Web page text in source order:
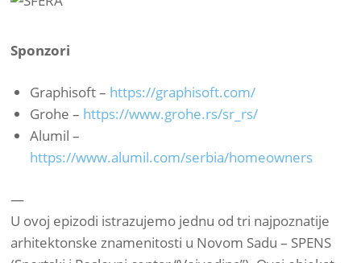
Sponzori
Graphisoft – https://graphisoft.com/
Grohe – https://www.grohe.rs/sr_rs/
Alumil –
https://www.alumil.com/serbia/homeowners
—
U ovoj epizodi istrazujemo jednu od tri najpoznatije
arhitektonske znamenitosti u Novom Sadu – SPENS